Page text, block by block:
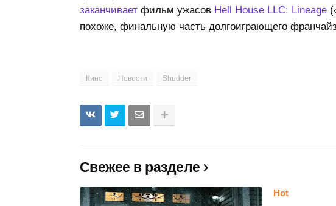
заканчиваетфильм ужасов Hell House LLC: Lineage
похоже, финальную часть долгоиграющего
Кино Новости Shudder
Свежее в разделе
Hot